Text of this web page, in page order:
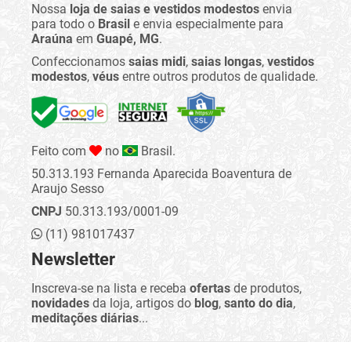
Nossa loja de saias e vestidos modestos envia
para todo o Brasil e envia especialmente para
Araúna em Guapé, MG.
Confeccionamos saias midi, saias longas, vestidos
modestos, véus entre outros produtos de qualidade.
Feito com no
Brasil.
50.313.193 Fernanda Aparecida Boaventura de
Araujo Sesso
CNPJ 50.313.193/0001-09
(11) 981017437
Newsletter
Inscreva-se na lista e receba ofertas de produtos,
novidades da loja, artigos do blog, santo do dia,
meditações diárias...